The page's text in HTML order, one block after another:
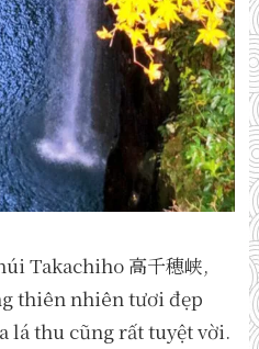
Takachiho 高千穂峡,
thiên nhiên tươi đẹp
lá thu cũng rất tuyệt vời.